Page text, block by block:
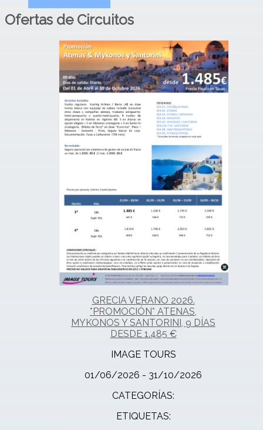
Ofertas de Circuitos
GRECIA VERANO 2026.
*PROMOCIÓN* ATENAS,
MYKONOS Y SANTORINI, 9 DÍAS
DESDE 1.485 €
IMAGE TOURS
01/06/2026 - 31/10/2026
CATEGORÍAS:
ETIQUETAS: